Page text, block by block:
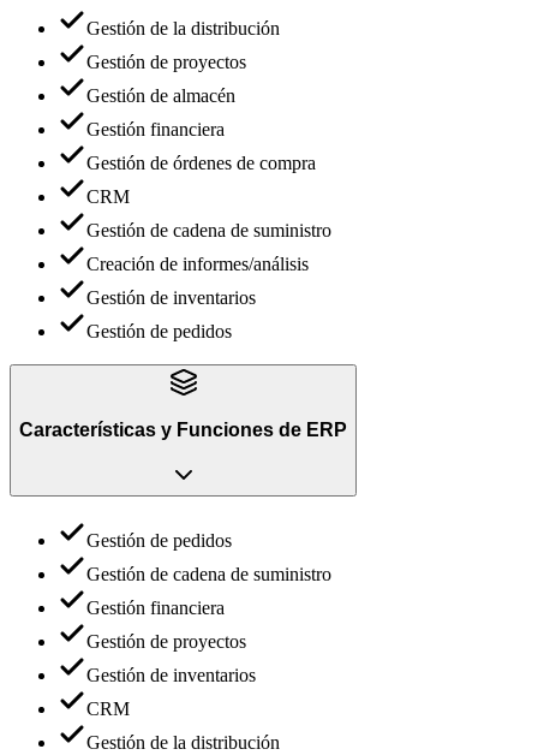
Gestión de la distribución
Gestión de proyectos
Gestión de almacén
Gestión financiera
Gestión de órdenes de compra
CRM
Gestión de cadena de suministro
Creación de informes/análisis
Gestión de inventarios
Gestión de pedidos
Características y Funciones de ERP
Gestión de pedidos
Gestión de cadena de suministro
Gestión financiera
Gestión de proyectos
Gestión de inventarios
CRM
Gestión de la distribución